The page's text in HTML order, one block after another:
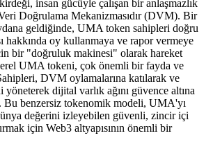
insan gücüyle çalışan bir anlaşmazlık
Doğrulama Mekanizmasıdır (DVM). Bir
geldiğinde, UMA token sahipleri doğru
hakkında oy kullanmaya ve rapor vermeye
bir "doğruluk makinesi" olarak hareket
UMA tokeni, çok önemli bir fayda ve
DVM oylamalarına katılarak ve
dijital varlık ağını güvence altına
Bu benzersiz tokenomik modeli, UMA'yı
değerini izleyebilen güvenli, zincir içi
için Web3 altyapısının önemli bir